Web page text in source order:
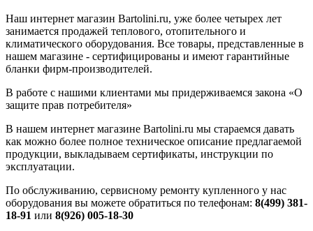
Наш интернет магазин Bartolini.ru, уже более четырех лет
занимается продажей теплового, отопительного и
климатического оборудования. Все товары, представленные в
нашем магазине - сертифицированы и имеют гарантийные
бланки фирм-производителей.
В работе с нашими клиентами мы придерживаемся закона «О
защите прав потребителя»
В нашем интернет магазине Bartolini.ru мы стараемся давать
как можно более полное техническое описание предлагаемой
продукции, выкладываем сертификаты, инструкции по
эксплуатации.
По обслуживанию, сервисному ремонту купленного у нас
оборудования вы можете обратиться по телефонам: 8(499) 381-
18-91 или 8(926) 005-18-30